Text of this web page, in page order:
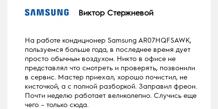
Виктор Стержневой
На работе кондиционер Samsung AR07HQFSAWK,
пользуемся больше года, в последнее время дует
просто обычным воздухом. Никто в офисе не
представлял что смотреть и проверять, позвонили
в сервис. Мастер приехал, хорошо почистил, не
кисточкой, а с полной разборкой. Заправил фреон.
Почти неделю работает великолепно. Случись еще
чего – только сюда.